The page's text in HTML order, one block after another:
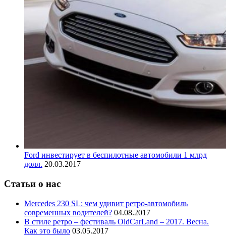
Ford инвестирует в беспилотные автомобили 1 млрд
долл. 20.03.2017
Статьи о нас
Mercedes 230 SL: чем удивит ретро-автомобиль
современных водителей? 04.08.2017
В стиле ретро – фестиваль OldCarLand – 2017. Весна.
Как это было 03.05.2017